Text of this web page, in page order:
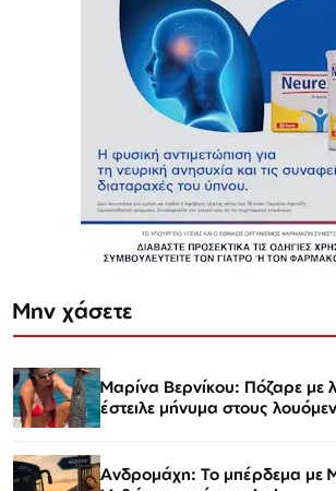
Μην χάσετε
Μαρίνα Βερνίκου: Πόζαρε με
έστειλε μήνυμα στους
Ανδρομάχη: Το μπέρδεμα με